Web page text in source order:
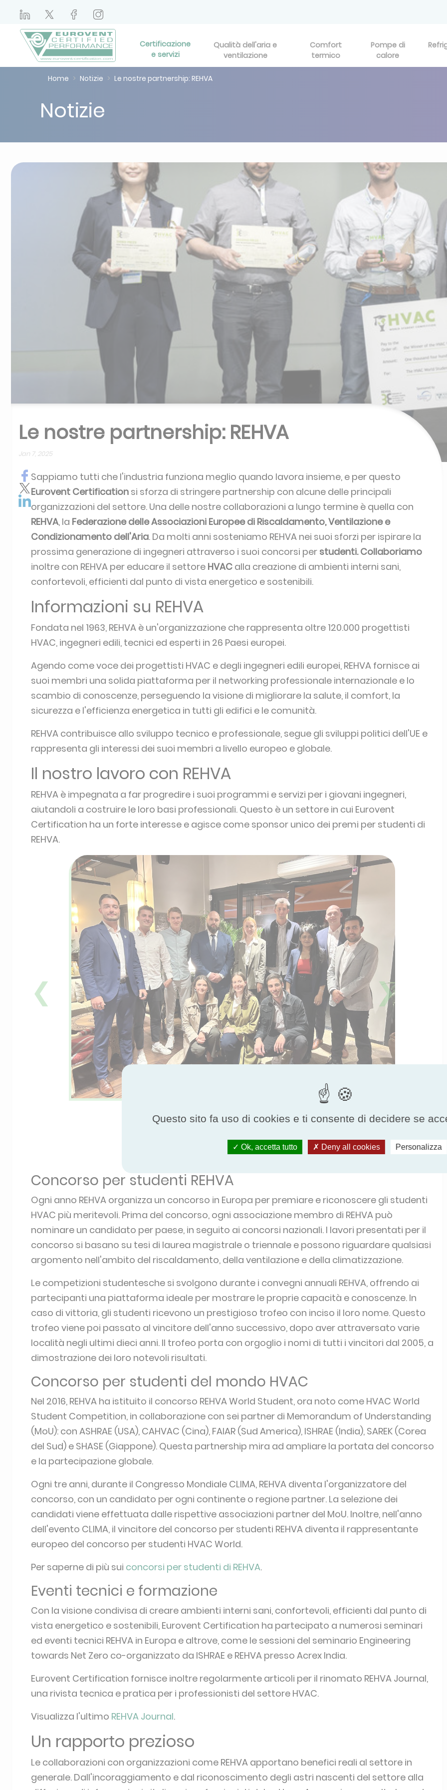
Certificazione
e servizi
Qualità dell'aria e
ventilazione
Comfort
termico
Pompe di
calore
Home Notizie Le nostre partnership: REHVA
Notizie
Le nostre partnership: REHVA
Jan 7, 2025
Sappiamo tutti che l'industria funziona meglio quando lavora insieme, e per questo
Eurovent Certification si sforza di stringere partnership con alcune delle principali
organizzazioni del settore. Una delle nostre collaborazioni a lungo termine è quella con
REHVA, la Federazione delle Associazioni Europee di Riscaldamento, Ventilazione e
Condizionamento dell'Aria. Da molti anni sosteniamo REHVA nei suoi sforzi per ispirare la
prossima generazione di ingegneri attraverso i suoi concorsi per studenti. Collaboriamo
inoltre con REHVA per educare il settore HVAC alla creazione di ambienti interni sani,
confortevoli, efficienti dal punto di vista energetico e sostenibili.
Informazioni su REHVA
Fondata nel 1963, REHVA è un'organizzazione che rappresenta oltre 120.000 progettisti
HVAC, ingegneri edili, tecnici ed esperti in 26 Paesi europei.
Agendo come voce dei progettisti HVAC e degli ingegneri edili europei, REHVA fornisce ai
suoi membri una solida piattaforma per il networking professionale internazionale e lo
scambio di conoscenze, perseguendo la visione di migliorare la salute, il comfort, la
sicurezza e l'efficienza energetica in tutti gli edifici e le comunità.
REHVA contribuisce allo sviluppo tecnico e professionale, segue gli sviluppi politici dell'UE e
rappresenta gli interessi dei suoi membri a livello europeo e globale.
Il nostro lavoro con REHVA
REHVA è impegnata a far progredire i suoi programmi e servizi per i giovani ingegneri,
aiutandoli a costruire le loro basi professionali. Questo è un settore in cui Eurovent
Certification ha un forte interesse e agisce come sponsor unico dei premi per studenti di
REHVA.
Ogni anno REHVA organizza un concorso in Europa per premiare e riconoscere gli studenti
HVAC più meritevoli. Prima del concorso, ogni associazione membro di REHVA può
nominare un candidato per paese, in seguito ai concorsi nazionali. I lavori presentati per il
concorso si basano su tesi di laurea magistrale o triennale e possono riguardare qualsiasi
argomento nell'ambito del riscaldamento, della ventilazione e della climatizzazione.
partecipanti una piattaforma ideale per mostrare le proprie capacità e conoscenze. In
caso di vittoria, gli studenti ricevono un prestigioso trofeo con inciso il loro nome. Questo
trofeo viene poi passato al vincitore dell'anno successivo, dopo aver attraversato varie
località negli ultimi dieci anni. Il trofeo porta con orgoglio i nomi di tutti i vincitori dal 2005, a
dimostrazione dei loro notevoli risultati.
Concorso per studenti del mondo HVAC
Nel 2016, REHVA ha istituito il concorso REHVA World Student, ora noto come HVAC World
Student Competition, in collaborazione con sei partner di Memorandum of Understanding
(MoU): con ASHRAE (USA), CAHVAC (Cina), FAIAR (Sud America), ISHRAE (India), SAREK (Corea
del Sud) e SHASE (Giappone). Questa partnership mira ad ampliare la portata del concorso
e la partecipazione globale.
Ogni tre anni, durante il Congresso Mondiale CLIMA, REHVA diventa l'organizzatore del
concorso, con un candidato per ogni continente o regione partner. La selezione dei
candidati viene effettuata dalle rispettive associazioni partner del MoU. Inoltre, nell'anno
dell'evento CLIMA, il vincitore del concorso per studenti REHVA diventa il rappresentante
europeo del concorso per studenti HVAC World.
Per saperne di più sui
concorsi per studenti di REHVA
Eventi tecnici e formazione
Questo sito fa uso di cookies e ti consente di decidere se
Ok, accetta tutto Deny all cookies Personalizza